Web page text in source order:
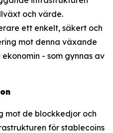
och värde.
ett enkelt, säkert och
mot denna växande
- som gynnas av
mot de blockkedjor och
för stablecoins